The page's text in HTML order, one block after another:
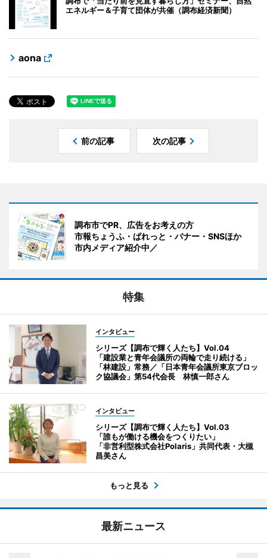
エネルギー＆子育て団体が共催（調布経済新聞）
aona
前の記事 次の記事
調布市でPR、広告をお考えの方
市報ちょうふ・ぱれっと・バナー・SNSほか
市内メディア紹介中／
特集
インタビュー
シリーズ【調布で輝く人たち】Vol.04
「建設業と青年会議所の両輪で走り続ける」
「林建設」常務／「日本青年会議所東京ブロッ
ク協議会」第54代会長 林慎一郎さん
インタビュー
シリーズ【調布で輝く人たち】Vol.03
「誰もが働ける機会をつくりたい」
「非営利型株式会社Polaris」共同代表・大槻
昌美さん
もっと見る
最新ニュース